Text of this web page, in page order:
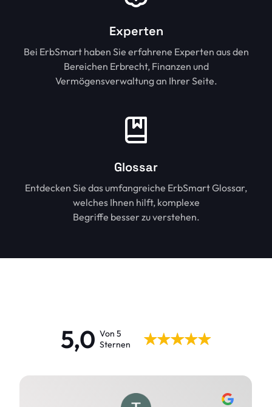
Experten
Bei ErbSmart haben Sie erfahrene Experten aus den
Bereichen Erbrecht, Finanzen und
Vermögensverwaltung an Ihrer Seite.
Glossar
Entdecken Sie das umfangreiche ErbSmart Glossar,
welches Ihnen hilft, komplexe
Begriffe besser zu verstehen.
5,0 Von 5
Sternen